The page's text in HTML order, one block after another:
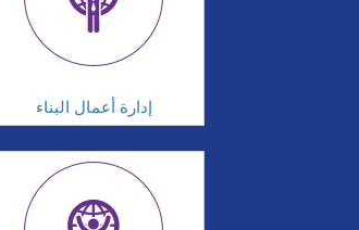
إدارة أعمال البناء